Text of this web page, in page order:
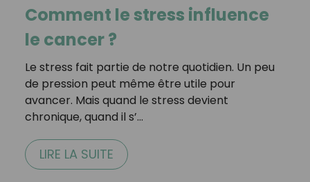
Comment le stress influence
le cancer ?
Le stress fait partie de notre quotidien. Un peu
de pression peut même être utile pour
avancer. Mais quand le stress devient
chronique, quand il s’…
LIRE LA SUITE